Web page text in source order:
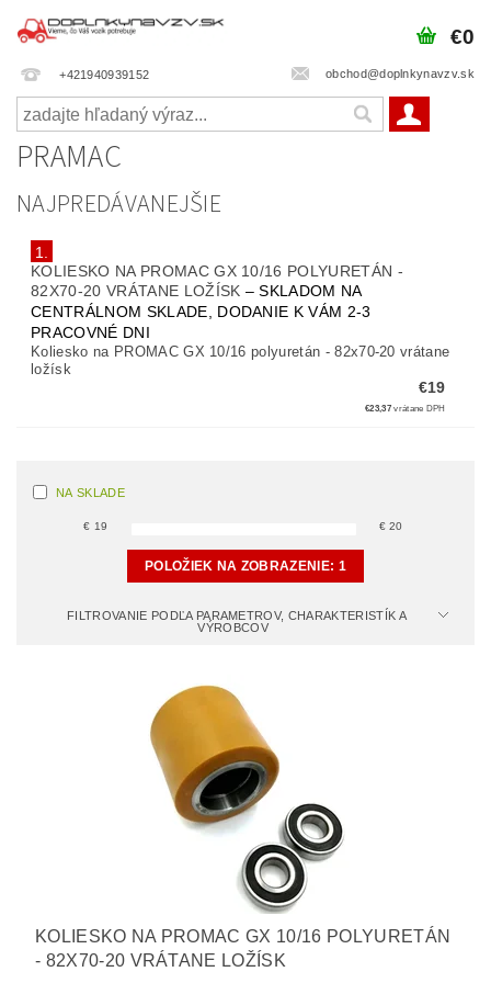
+421940939152 obchod@doplnkynavzv.sk
€0
PRAMAC
NAJPREDÁVANEJŠIE
1.
KOLIESKO NA PROMAC GX 10/16 POLYURETÁN -
82X70-20 VRÁTANE LOŽÍSK –SKLADOM NA
CENTRÁLNOM SKLADE, DODANIE K VÁM 2-3
PRACOVNÉ DNI
Koliesko na PROMAC GX 10/16 polyuretán - 82x70-20 vrátane
ložísk
€19
€23,37vrátane DPH
NA SKLADE
€ 19 €20
POLOŽIEK NA ZOBRAZENIE: 1
FILTROVANIE PODĽA PARAMETROV, CHARAKTERISTÍK A
VÝROBCOV
KOLIESKO NA PROMAC GX 10/16 POLYURETÁN
- 82X70-20 VRÁTANE LOŽÍSK